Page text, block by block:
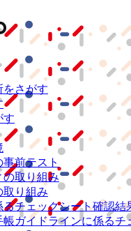
をさがす
す
前テスト
の取り組み
取り組み
るチェックシート確認結
帳ガイドラインに係るチ